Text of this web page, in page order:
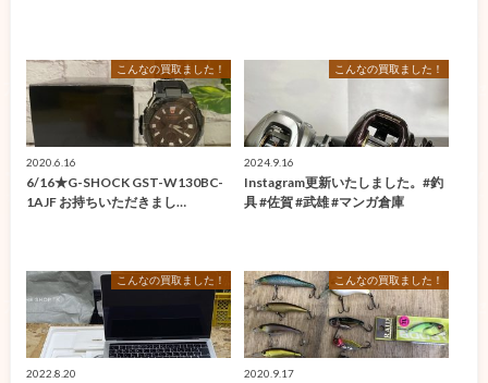
こんなの買取ました！
2020.6.16
6/16★G-SHOCK GST-W130BC-
1AJF お持ちいただきまし…
こんなの買取ました！
2024.9.16
Instagram更新いたしました。#釣
具 #佐賀 #武雄 #マンガ倉庫
こんなの買取ました！
2022.8.20
こんなの買取ました！
2020.9.17